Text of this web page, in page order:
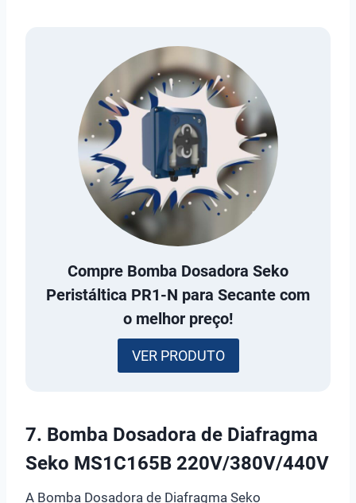
Compre Bomba Dosadora Seko
Peristáltica PR1-N para Secante com
o melhor preço!
VER PRODUTO
7. Bomba Dosadora de Diafragma
Seko MS1C165B 220V/380V/440V
A Bomba Dosadora de Diafragma Seko